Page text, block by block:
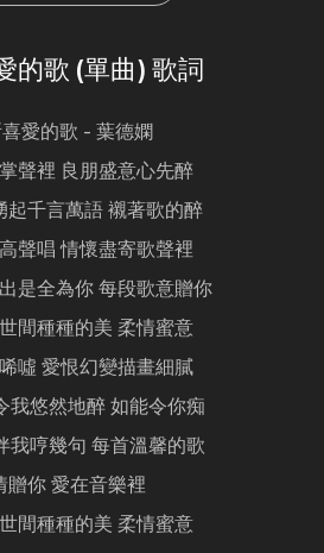
的歌 (單曲) 歌詞
愛的歌 - 葉德嫻
聲裡 良朋盛意心先醉
起千言萬語 襯著歌的醉
聲唱 情懷盡寄歌聲裡
是全為你 每段歌意贈你
間種種的美 柔情蜜意
噓 愛恨幻變描畫細膩
我悠然地醉 如能令你痴
我哼幾句 每首溫馨的歌
贈你 愛在音樂裡
間種種的美 柔情蜜意